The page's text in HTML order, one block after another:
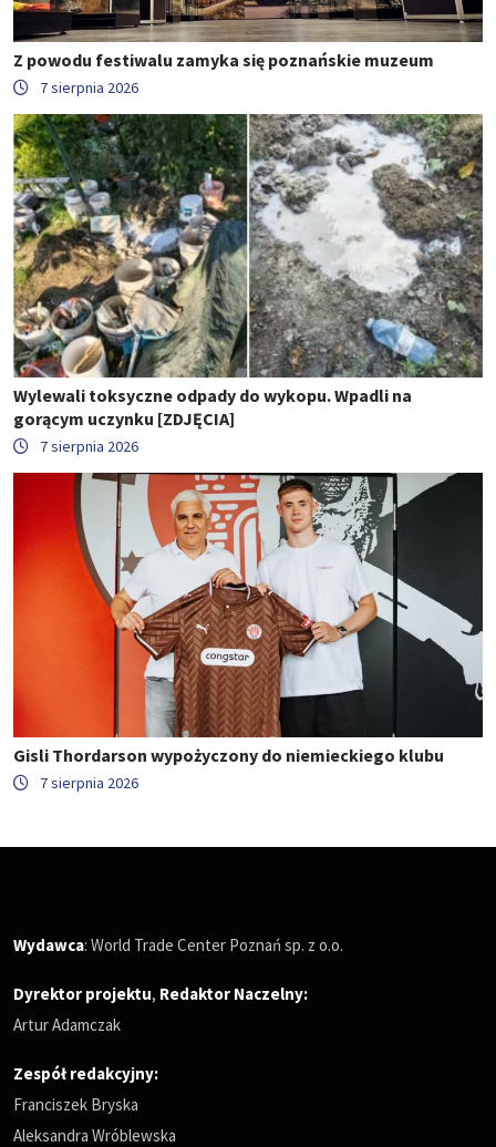
Z powodu festiwalu zamyka się poznańskie muzeum
7 sierpnia 2026
Wylewali toksyczne odpady do wykopu. Wpadli na
gorącym uczynku [ZDJĘCIA]
7 sierpnia 2026
Gisli Thordarson wypożyczony do niemieckiego klubu
7 sierpnia 2026
Wydawca: World Trade Center Poznań sp. z o.o.
Dyrektor projektu, Redaktor Naczelny:
Artur Adamczak
Zespół redakcyjny:
Franciszek Bryska
Aleksandra Wróblewska